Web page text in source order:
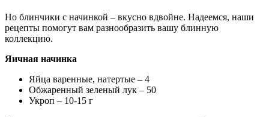
Но блинчики с начинкой – вкусно вдвойне. Надеемся, наши
рецепты помогут вам разнообразить вашу блинную
коллекцию.
Яичная начинка
Яйца варенные, натертые – 4
Обжаренный зеленый лук – 50
Укроп – 10-15 г